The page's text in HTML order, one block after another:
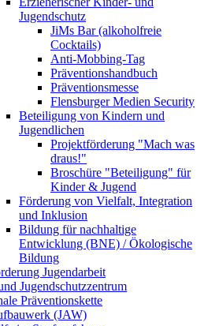
Jugendschutz
JiMs Bar (alkoholfreie
Cocktails)
Anti-Mobbing-Tag
Präventionshandbuch
Präventionsmesse
Flensburger Medien Security
Beteiligung von Kindern und
Jugendlichen
Projektförderung "Mach was
draus!"
Broschüre "Beteiligung" für
Kinder & Jugend
Förderung von Vielfalt, Integration
und Inklusion
Bildung für nachhaltige
Entwicklung (BNE) / Ökologische
Bildung
Jugendarbeit
Jugendschutzzentrum
Präventionskette
(JAW)